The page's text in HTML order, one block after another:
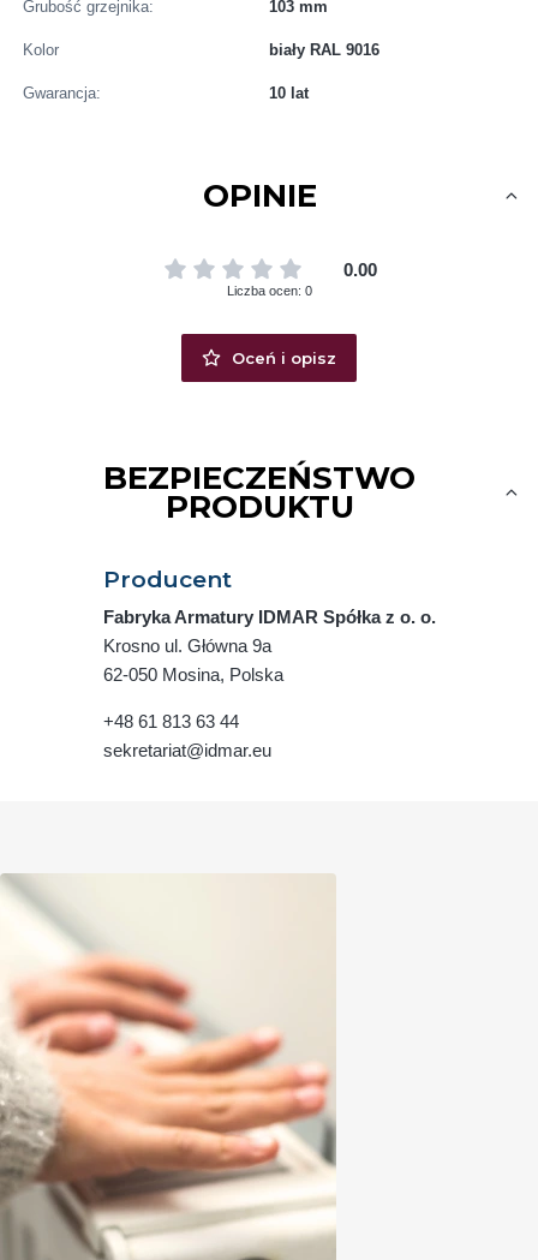
Grubość grzejnika: 103 mm
Kolor biały RAL 9016
Gwarancja: 10 lat
OPINIE
0.00
Liczba ocen: 0
Oceń i opisz
BEZPIECZEŃSTWO
PRODUKTU
Producent
Fabryka Armatury IDMAR Spółka z o. o.
Krosno ul. Główna 9a
62-050 Mosina, Polska
+48 61 813 63 44
sekretariat@idmar.eu